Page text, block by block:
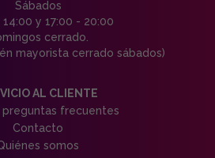
Sábados
y 17:00 - 20:00
cerrado.
mayorista cerrado sábados)
AL CLIENTE
preguntas frecuentes
Contacto
somos